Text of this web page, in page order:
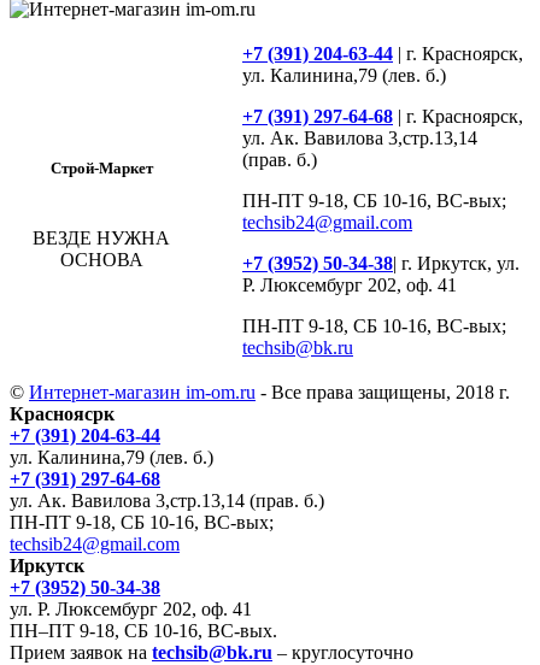
Строй-Маркет
ВЕЗДЕ НУЖНА
ОСНОВА
+7 (391) 204-63-44 | г. Красноярск,
ул. Калинина,79 (лев. б.)
+7 (391) 297-64-68 | г. Красноярск,
ул. Ак. Вавилова 3,стр.13,14
(прав. б.)
ПН-ПТ 9-18, СБ 10-16, ВС-вых;
techsib24@gmail.com
+7 (3952) 50-34-38| г. Иркутск, ул.
Р. Люксембург 202, оф. 41
ПН-ПТ 9-18, СБ 10-16, ВС-вых;
techsib@bk.ru
© Интернет-магазин im-om.ru - Все права защищены, 2018 г.
Красноясрк
+7 (391) 204-63-44
ул. Калинина,79 (лев. б.)
+7 (391) 297-64-68
ул. Ак. Вавилова 3,стр.13,14 (прав. б.)
ПН-ПТ 9-18, СБ 10-16, ВС-вых;
techsib24@gmail.com
Иркутск
+7 (3952) 50-34-38
ул. Р. Люксембург 202, оф. 41
ПН–ПТ 9-18, СБ 10-16, ВС-вых.
Прием заявок на techsib@bk.ru – круглосуточно